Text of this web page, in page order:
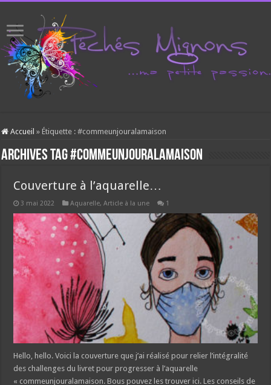
Accueil » Étiquette :#commeunjouralamaison
Archives tag#commeunjouralamaison
Couverture à l’aquarelle…
3 mai 2022 Aquarelle,Article à la une 1
Hello, hello. Voici la couverture que j’ai réalisé pour relier l’intégralité
des challenges du livret pour progresser à l’aquarelle
« commeunjouralamaison. Bous pouvez les trouver ici. Les conseils de